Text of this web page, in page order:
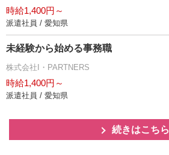
時給1,400円～
派遣社員 / 愛知県
未経験から始める事務職
株式会社I・PARTNERS
時給1,400円～
派遣社員 / 愛知県
続きはこちら